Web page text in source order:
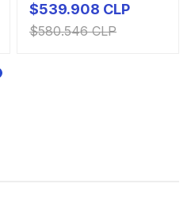
$539.908 CLP
$580.546 CLP